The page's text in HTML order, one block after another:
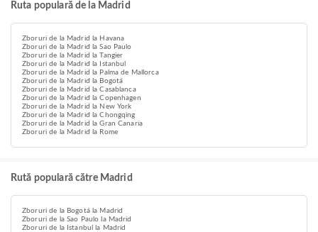
Ruta populară de la Madrid
Zboruri de la Madrid la Havana
Zboruri de la Madrid la Sao Paulo
Zboruri de la Madrid la Tangier
Zboruri de la Madrid la Istanbul
Zboruri de la Madrid la Palma de Mallorca
Zboruri de la Madrid la Bogotá
Zboruri de la Madrid la Casablanca
Zboruri de la Madrid la Copenhagen
Zboruri de la Madrid la New York
Zboruri de la Madrid la Chongqing
Zboruri de la Madrid la Gran Canaria
Zboruri de la Madrid la Rome
Rută populară către Madrid
Zboruri de la Bogotá la Madrid
Zboruri de la Sao Paulo la Madrid
Zboruri de la Istanbul la Madrid